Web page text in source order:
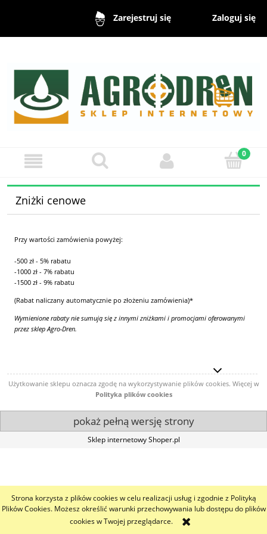
Strona korzysta z plików cookies w celu realizacji usług i zgodnie z Polityką
Plików Cookies. Możesz określić warunki przechowywania lub dostępu do plików
cookies w Twojej przeglądarce.
Zarejestruj się Zaloguj się
Zniżki cenowe
Przy wartości zamówienia powyżej:
-500 zł - 5% rabatu
-1000 zł - 7% rabatu
-1500 zł - 9% rabatu
(Rabat naliczany automatycznie po złożeniu zamówienia)*
Wymienione rabaty nie sumują się z innymi zniżkami i promocjami oferowanymi
przez sklep Agro-Dren.
Użytkowanie sklepu oznacza zgodę na wykorzystywanie plików cookies. Więcej w
Polityka plików cookies
pokaż pełną wersję strony
Sklep internetowy Shoper.pl